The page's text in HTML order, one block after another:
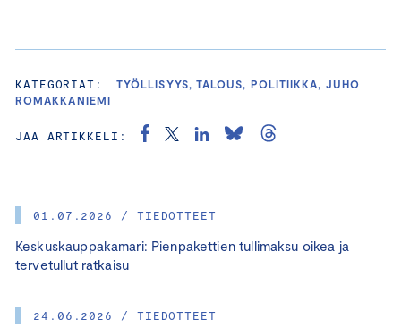
01.07.2026 / TIEDOTTEET
Keskuskauppakamari: Pienpakettien tullimaksu oikea ja
tervetullut ratkaisu
24.06.2026 / TIEDOTTEET
KATEGORIAT:
TYÖLLISYYS, TALOUS, POLITIIKKA, JUHO
ROMAKKANIEMI
JAA ARTIKKELI: